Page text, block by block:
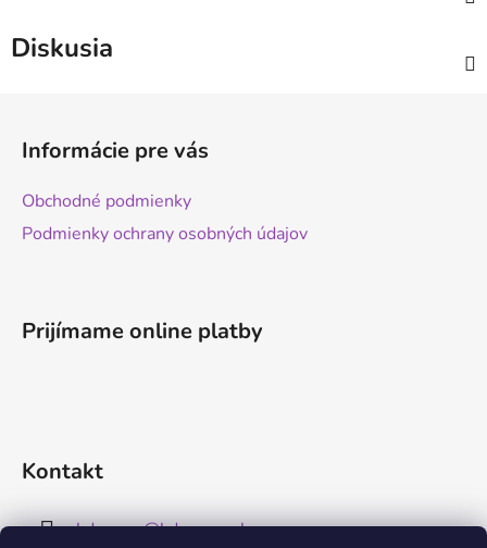
Diskusia
Informácie pre vás
Obchodné podmienky
Podmienky ochrany osobných údajov
Prijímame online platby
Kontakt
kdreams@kdreams.sk